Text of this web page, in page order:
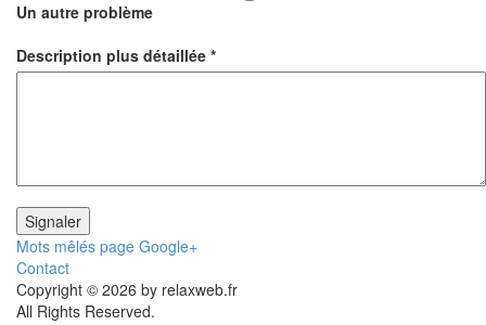
Un autre problème
Description plus détaillée *
Mots mêlés page Google+
Contact
Copyright © 2026 by relaxweb.fr
All Rights Reserved.